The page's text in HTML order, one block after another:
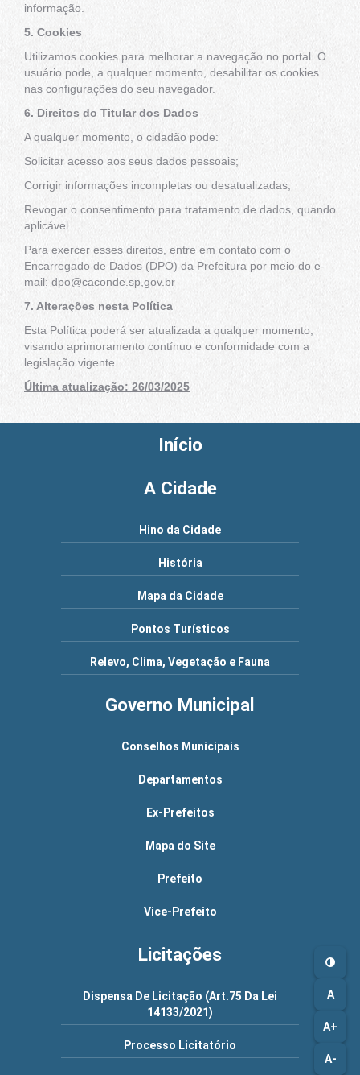
A
A+
A-
informação.
5. Cookies
Utilizamos cookies para melhorar a navegação no portal. O
usuário pode, a qualquer momento, desabilitar os cookies
nas configurações do seu navegador.
6. Direitos do Titular dos Dados
A qualquer momento, o cidadão pode:
Solicitar acesso aos seus dados pessoais;
Corrigir informações incompletas ou desatualizadas;
Revogar o consentimento para tratamento de dados, quando
aplicável.
Para exercer esses direitos, entre em contato com o
Encarregado de Dados (DPO) da Prefeitura por meio do e-
mail: dpo@caconde.sp,gov.br
7. Alterações nesta Política
Esta Política poderá ser atualizada a qualquer momento,
visando aprimoramento contínuo e conformidade com a
legislação vigente.
Última atualização: 26/03/2025
Início
A Cidade
Hino da Cidade
História
Mapa da Cidade
Pontos Turísticos
Relevo, Clima, Vegetação e Fauna
Governo Municipal
Conselhos Municipais
Departamentos
Ex-Prefeitos
Mapa do Site
Prefeito
Vice-Prefeito
Licitações
Dispensa De Licitação (Art.75 Da Lei
14133/2021)
Processo Licitatório